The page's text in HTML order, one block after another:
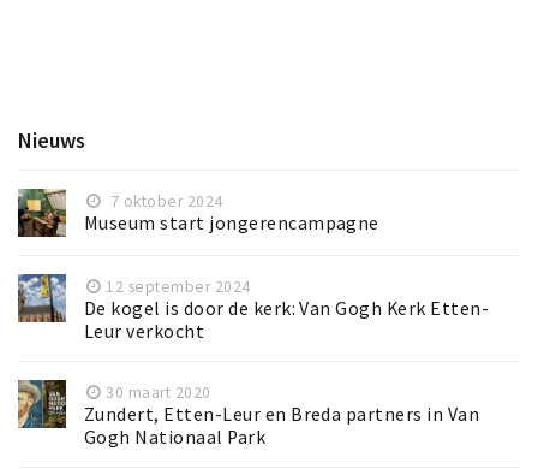
Nieuws
7 oktober 2024
Museum start jongerencampagne
12 september 2024
De kogel is door de kerk: Van Gogh Kerk Etten-
Leur verkocht
30 maart 2020
Zundert, Etten-Leur en Breda partners in Van
Gogh Nationaal Park